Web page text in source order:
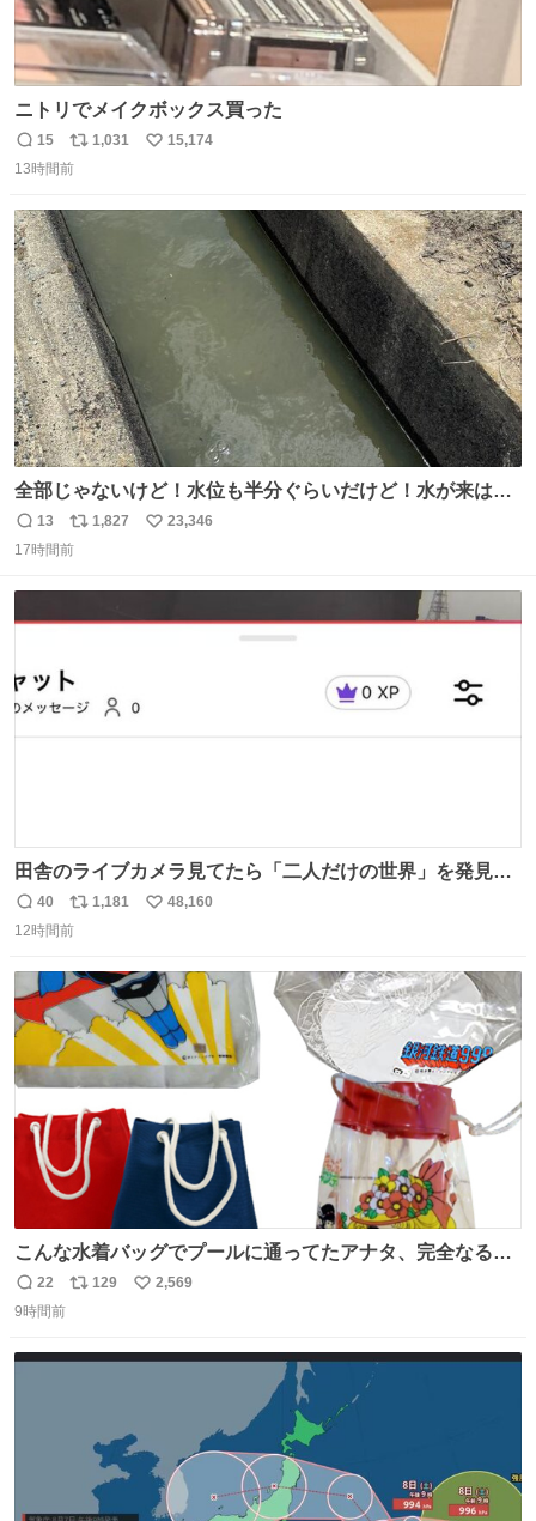
ニトリでメイクボックス買った
返
信
15
リ
ポ
ト
数
1,031
い
15,174
13時間前
全部じゃないけど！水位も半分ぐらいだけど！水が来はじ
めたよ！！！ 作業してくれた方々ありがとーーー
ー！！！！！！！！！！！！！！！！！！！！！！！！！
返
信
13
リ
ポ
1,827
い
23,346
17時間前
田舎のライブカメラ見てたら「二人だけの世界」を発見し
た
返
信
40
リ
ポ
ト
数
1,181
い
数
48,160
12時間前
こんな水着バッグでプールに通ってたアナタ、完全なる同
世代（笑） #70年代 #80年代 #昭和レトロ
返
信
22
リ
129
い
2,569
9時間前